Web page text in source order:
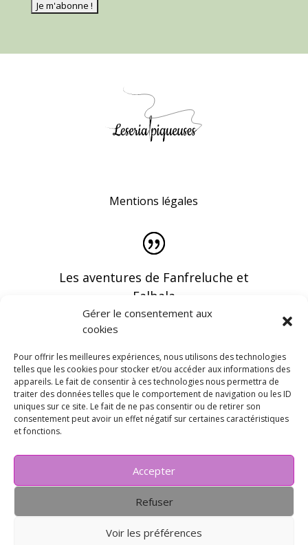
Gérer le consentement aux
cookies
Pour offrir les meilleures expériences, nous utilisons des technologies
telles que les cookies pour stocker et/ou accéder aux informations des
appareils. Le fait de consentir à ces technologies nous permettra de
traiter des données telles que le comportement de navigation ou les ID
uniques sur ce site. Le fait de ne pas consentir ou de retirer son
consentement peut avoir un effet négatif sur certaines caractéristiques
et fonctions.
Accepter
Refuser
Voir les préférences
Mentions légales
Les aventures de Fanfreluche et
Falbala
Vous pouvez recevoir les dernières infos en
vous abonnant à notre newsletter